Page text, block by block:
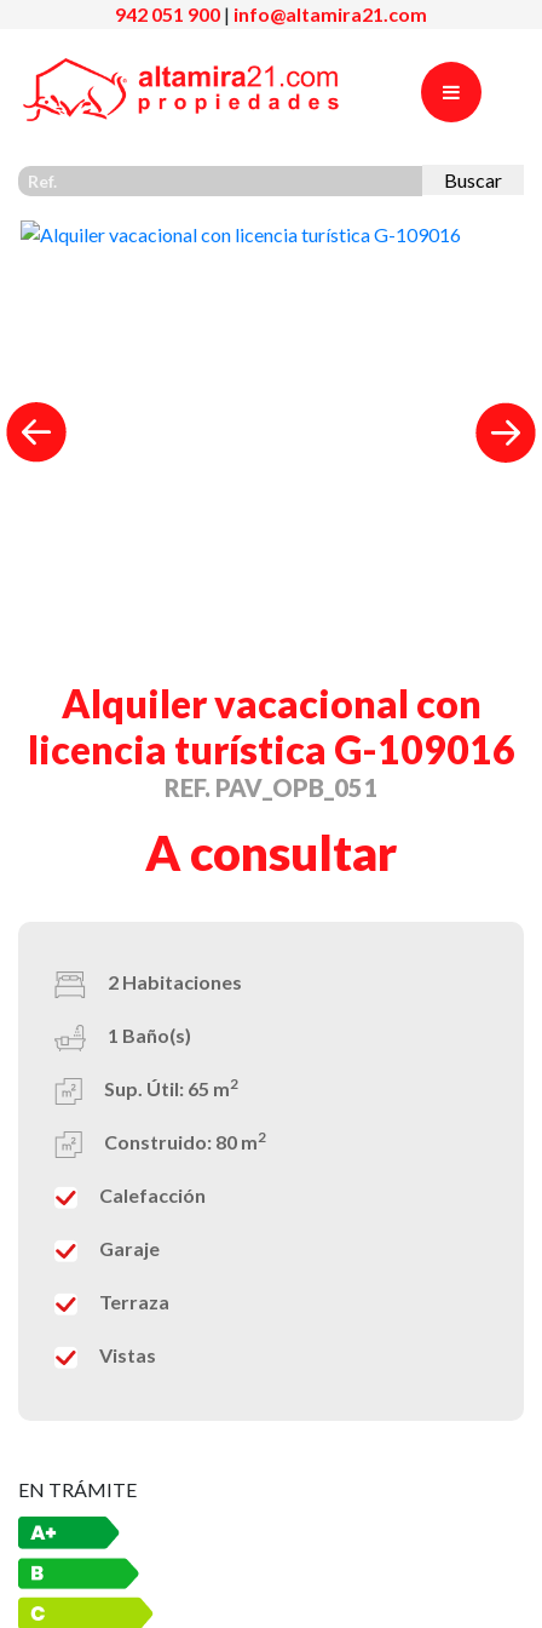
942 051 900 | info@altamira21.com
Buscar
Previous
Alquiler vacacional con
licencia turística G-109016
REF. PAV_OPB_051
A consultar
2 Habitaciones
1 Baño(s)
Sup. Útil: 65 m2
Construido: 80 m2
Calefacción
Garaje
Terraza
Vistas
EN TRÁMITE